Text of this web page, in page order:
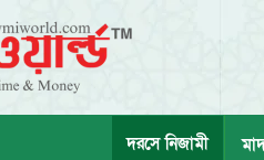
দরসে নিজামী